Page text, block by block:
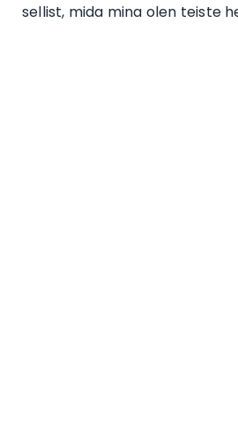
sellist, mida mina olen teiste